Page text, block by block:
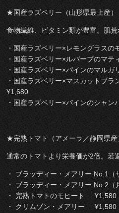
★国産ラズベリー（山形県最上産）
食物繊維、ビタミン類が豊富。肌荒
・国産ラズベリー×レモングラ
・国産ラズベリー×ルバーブの
・国産ラズベリー×パインのマ
・国産ラズベリー×マスカットブ
¥1,680
・国産ラズベリー×パインのシ
★完熟トマト（アメーラ／静岡県産
通常のトマトより栄養価が2倍。若
・ ブラッディー・メアリー
・ ブラッディー・メアリー
・ 完熟トマトのモヒート ¥1,580
・ クリムゾン・メアリー ¥1,580